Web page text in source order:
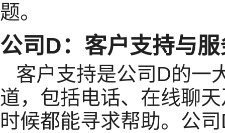
题。
公司D：客户支持与
客户支持是公司D的一
道，包括电话、在线聊
时候都能寻求帮助。公